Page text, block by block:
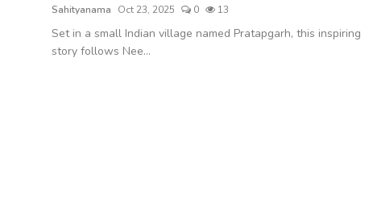
यात्रावृत्तांत
Sahityanama Oct 23, 2025 0 13
Set in a small Indian village named Pratapgarh, this inspiring
story follows Nee...